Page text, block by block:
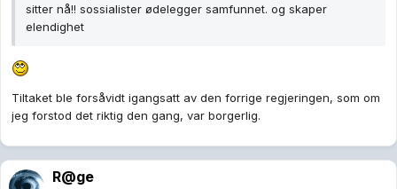
sitter nå!! sossialister ødelegger samfunnet. og skaper
elendighet
Tiltaket ble forsåvidt igangsatt av den forrige regjeringen, som om
jeg forstod det riktig den gang, var borgerlig.
R@ge